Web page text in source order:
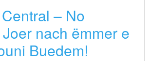
– No
nach ëmmer e
Buedem!